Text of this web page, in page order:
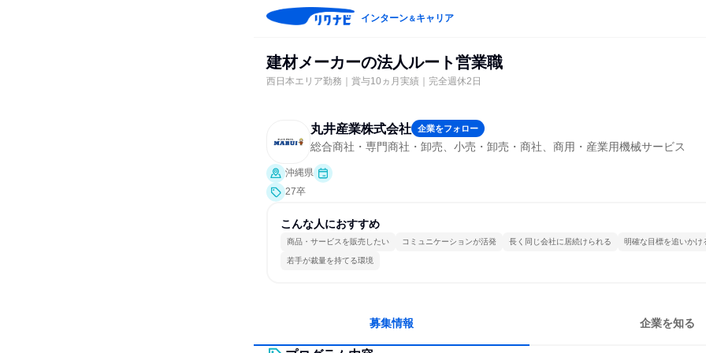
インターン＆キャリア
建材メーカーの法人ルート営業職
西日本エリア勤務｜賞与10ヵ月実績｜完全週休2日
丸井産業株式会社 企業をフォロー
総合商社・専門商社・卸売、小売・卸売・商社、商用・産業用機械サービス
沖縄県
27卒
こんな人におすすめ
商品・サービスを販売したい コミュニケーションが活発 長く同じ会社に居続けられる 明確な目標を追いかけ
若手が裁量を持てる環境
募集情報 企業を知る